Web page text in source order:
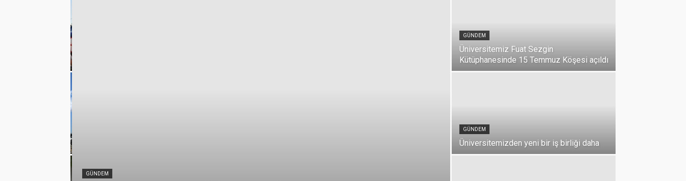
GÜNDEM
GÜNDEM
Üniversitemiz Fuat Sezgin
Kütüphanesinde 15 Temmuz Köşesi açıldı
GÜNDEM
Üniversitemizden yeni bir iş birliği daha